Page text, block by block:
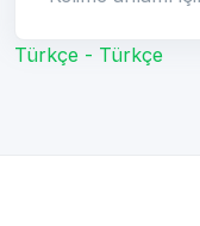
Türkçe - Türkçe